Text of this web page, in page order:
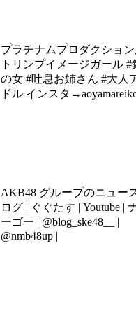
プラチナムプロダクショ
トリンプイメージガール #
の女 #吐息お姉さん #大人
ドル インスタ
AKB48 グループのニュー
ログ | ぐぐたす | Youtube |
ーゴー | @blog_ske48__ |
@nmb48up |